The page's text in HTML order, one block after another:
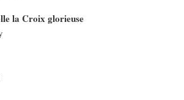
la Croix glorieuse